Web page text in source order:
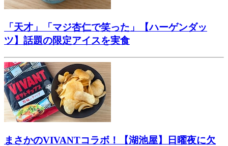
「天才」「マジ杏仁で笑った」【ハーゲンダッ
ツ】話題の限定アイスを実食
まさかのVIVANTコラボ！【湖池屋】日曜夜に欠